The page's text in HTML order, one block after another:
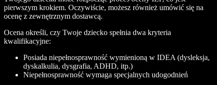
pierwszym krokiem. Oczywiście, możesz również umówić się na
ocenę z zewnętrznym dostawcą.
Ocena określi, czy Twoje dziecko spełnia dwa kryteria
kwalifikacyjne:
Posiada niepełnosprawność wymienioną w IDEA (dysleksja,
dyskalkulia, dysgrafia, ADHD, itp.)
Niepełnosprawność wymaga specjalnych udogodnień